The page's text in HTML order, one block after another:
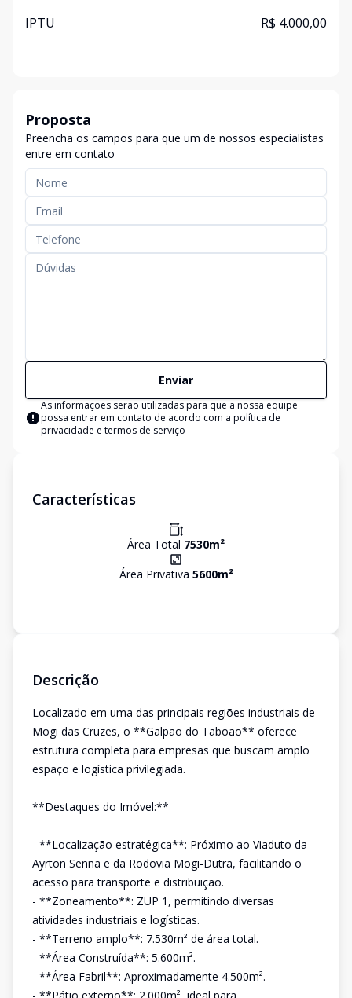
IPTU R$ 4.000,00
Proposta
Preencha os campos para que um de nossos especialistas
entre em contato
Enviar
As informações serão utilizadas para que a nossa equipe
possa entrar em contato de acordo com a política de
privacidade e termos de serviço
Características
Área Total 7530m²
Área Privativa 5600m²
Descrição
Localizado em uma das principais regiões industriais de
Mogi das Cruzes, o **Galpão do Taboão** oferece
estrutura completa para empresas que buscam amplo
espaço e logística privilegiada.
**Destaques do Imóvel:**
- **Localização estratégica**: Próximo ao Viaduto da
Ayrton Senna e da Rodovia Mogi-Dutra, facilitando o
acesso para transporte e distribuição.
- **Zoneamento**: ZUP 1, permitindo diversas
atividades industriais e logísticas.
- **Terreno amplo**: 7.530m² de área total.
- **Área Construída**: 5.600m².
- **Área Fabril**: Aproximadamente 4.500m².